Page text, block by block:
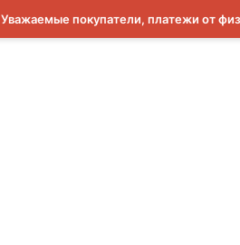
Уважаемые покупатели, платежи от